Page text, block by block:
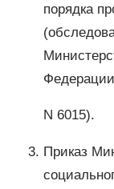
порядка
N 6015).
Приказ